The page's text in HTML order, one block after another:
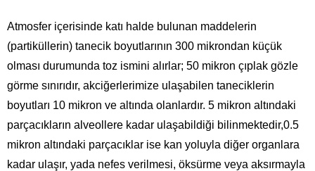
Atmosfer içerisinde katı halde bulunan maddelerin
(partiküllerin) tanecik boyutlarının 300 mikrondan küçük
olması durumunda toz ismini alırlar; 50 mikron çıplak gözle
görme sınırıdır, akciğerlerimize ulaşabilen taneciklerin
boyutları 10 mikron ve altında olanlardır. 5 mikron altındaki
parçacıkların alveollere kadar ulaşabildiği bilinmektedir,0.5
mikron altındaki parçacıklar ise kan yoluyla diğer organlara
kadar ulaşır, yada nefes verilmesi, öksürme veya aksırmayla